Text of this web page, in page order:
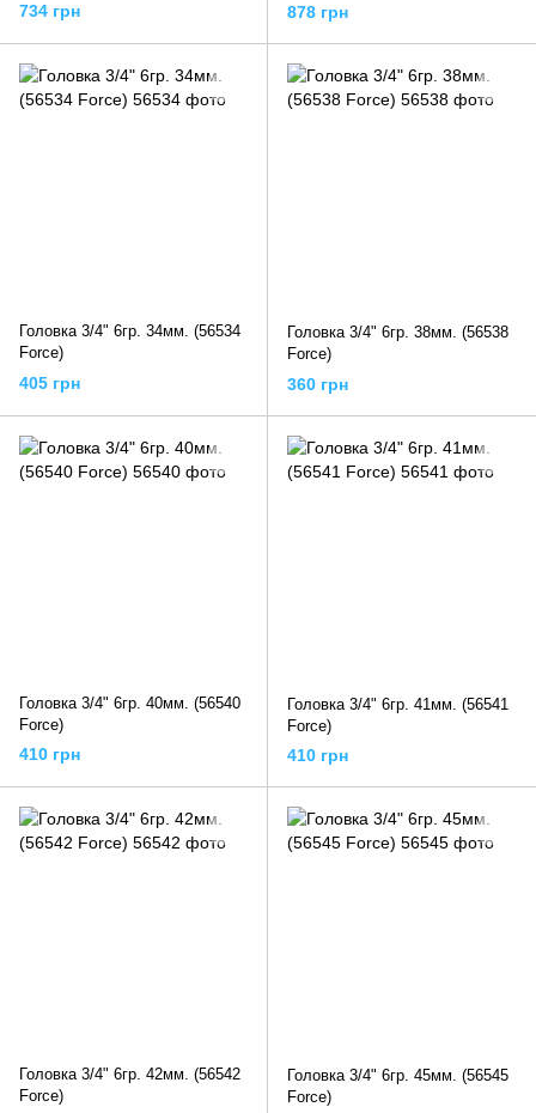
734 грн 878 грн
Головка 3/4" 6гр. 34мм. (56534
Force)
405 грн
Головка 3/4" 6гр. 38мм. (56538
Force)
360 грн
Головка 3/4" 6гр. 40мм. (56540
Force)
410 грн
Головка 3/4" 6гр. 41мм. (56541
Force)
410 грн
Головка 3/4" 6гр. 42мм. (56542
Force)
Головка 3/4" 6гр. 45мм. (56545
Force)